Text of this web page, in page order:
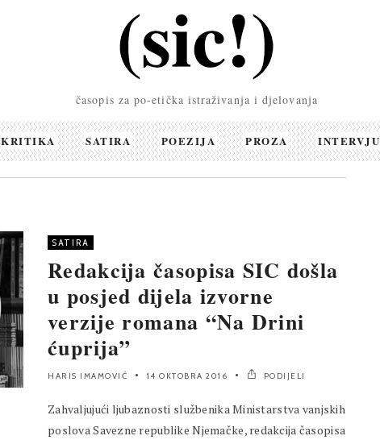
časopis za po-etička istraživanja i djelovanja
KRITIKA SATIRA POEZIJA PROZA INTERVJU
SATIRA
Redakcija časopisa SIC došla
u posjed dijela izvorne
verzije romana “Na Drini
ćuprija”
HARIS IMAMOVIĆ 14 OKTOBRA 2016 PODIJELI
Zahvaljujući ljubaznosti službenika Ministarstva vanjskih
poslova Savezne republike Njemačke, redakcija časopisa